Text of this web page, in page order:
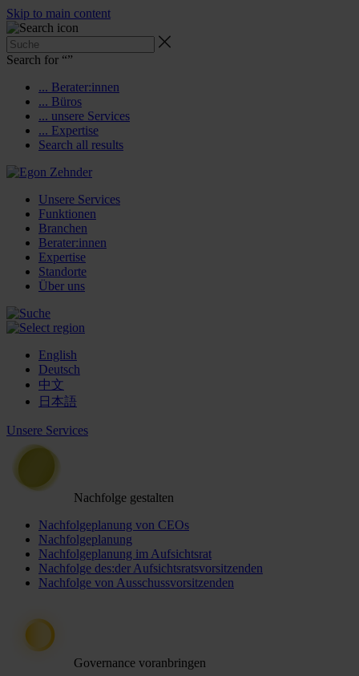
Skip to main content
Search for “”
... Berater:innen
... Büros
... unsere Services
... Expertise
Search all results
Unsere Services
Funktionen
Branchen
Berater:innen
Expertise
Standorte
Über uns
English
Deutsch
中文
日本語
Unsere Services
Nachfolge gestalten
Nachfolgeplanung von CEOs
Nachfolgeplanung
Nachfolgeplanung im Aufsichtsrat
Nachfolge des:der Aufsichtsratsvorsitzenden
Nachfolge von Ausschussvorsitzenden
Governance voranbringen